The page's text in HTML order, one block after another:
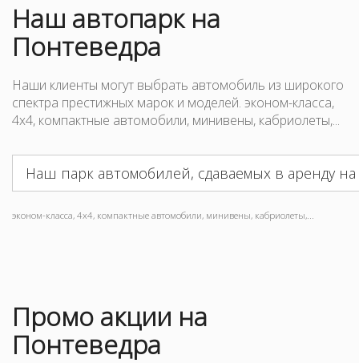
Наш автопаркна
Понтеведра
Наши клиенты могут выбрать автомобиль из широкого
спектра престижных марок и моделей. эконом-класса,
4x4, компактные автомобили, минивены, кабриолеты,...
Наш парк автомобилей, сдаваемых в аренду
эконом-класса, 4x4, компактные автомобили, минивены, кабриолеты,...
Промо акции на
Понтеведра